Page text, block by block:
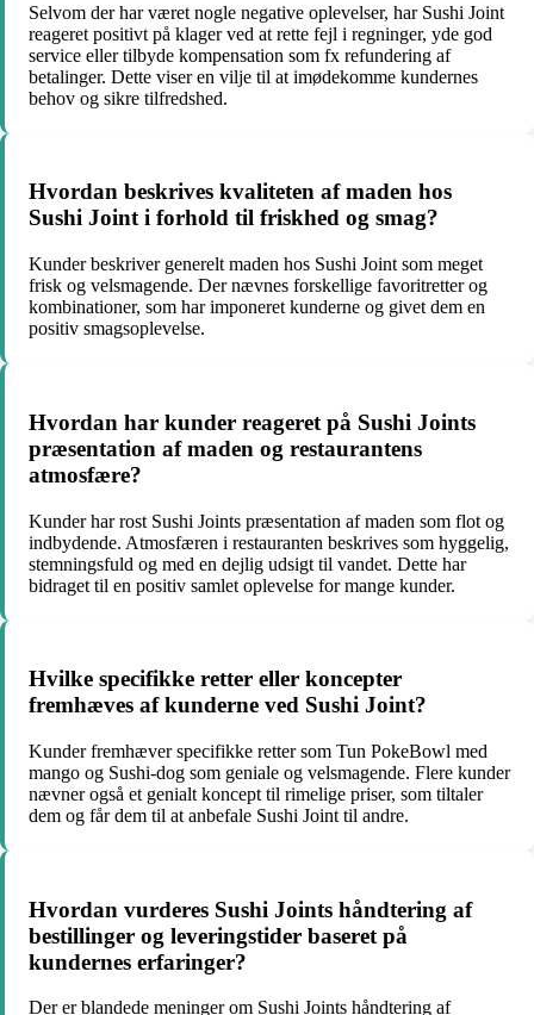
Selvom der har været nogle negative oplevelser, har Sushi Joint
reageret positivt på klager ved at rette fejl i regninger, yde god
service eller tilbyde kompensation som fx refundering af
betalinger. Dette viser en vilje til at imødekomme kundernes
behov og sikre tilfredshed.
Hvordan beskrives kvaliteten af maden hos
Sushi Joint i forhold til friskhed og smag?
Kunder beskriver generelt maden hos Sushi Joint som meget
frisk og velsmagende. Der nævnes forskellige favoritretter og
kombinationer, som har imponeret kunderne og givet dem en
positiv smagsoplevelse.
Hvordan har kunder reageret på Sushi Joints
præsentation af maden og restaurantens
atmosfære?
Kunder har rost Sushi Joints præsentation af maden som flot og
indbydende. Atmosfæren i restauranten beskrives som hyggelig,
stemningsfuld og med en dejlig udsigt til vandet. Dette har
bidraget til en positiv samlet oplevelse for mange kunder.
Hvilke specifikke retter eller koncepter
fremhæves af kunderne ved Sushi Joint?
Kunder fremhæver specifikke retter som Tun PokeBowl med
mango og Sushi-dog som geniale og velsmagende. Flere kunder
nævner også et genialt koncept til rimelige priser, som tiltaler
dem og får dem til at anbefale Sushi Joint til andre.
Hvordan vurderes Sushi Joints håndtering af
bestillinger og leveringstider baseret på
kundernes erfaringer?
Der er blandede meninger om Sushi Joints håndtering af